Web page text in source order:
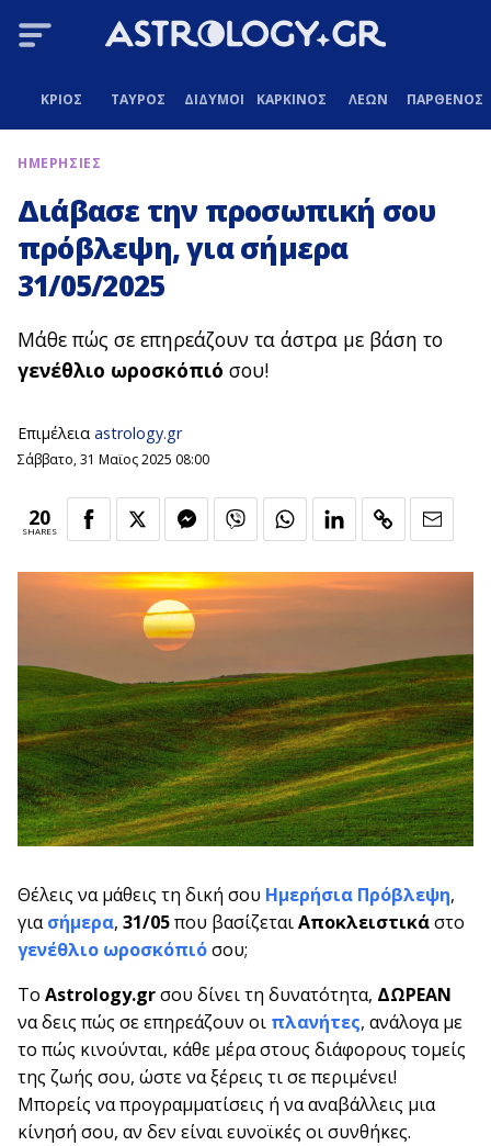
ΚΡΙΟΣ ΤΑΥΡΟΣ ΔΙΔΥΜΟΙ ΚΑΡΚΙΝΟΣ ΛΕΩΝ ΠΑΡΘΕΝΟΣ
ΗΜΕΡΗΣΙΕΣ
Διάβασε την προσωπική σου
πρόβλεψη, για σήμερα
31/05/2025
Μάθε πώς σε επηρεάζουν τα άστρα με βάση το
γενέθλιο ωροσκόπιό σου!
Επιμέλεια astrology.gr
Σάββατο, 31 Μαϊος 2025 08:00
20
SHARES
Θέλεις να μάθεις τη δική σου Ημερήσια Πρόβλεψη,
γιασήμερα, 31/05που βασίζεταιΑποκλειστικάστο
γενέθλιο ωροσκόπιόσου;
Το Astrology.grσου δίνει τη δυνατότητα, ΔΩΡΕΑΝ
να δεις πώς σε επηρεάζουν οι πλανήτες, ανάλογα με
το πώς κινούνται, κάθε μέρα στους διάφορους τομείς
της ζωής σου, ώστε να ξέρεις τι σε περιμένει!
Μπορείς να προγραμματίσεις ή να αναβάλλεις μια
κίνησή σου, αν δεν είναι ευνοϊκές οι συνθήκες.